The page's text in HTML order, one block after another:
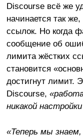
Discourse всё же
начинается так
ссылок. Но когда
сообщение об
лимита жёстких
становится
достигнут лимит.
Discourse,
никакой
«Теперь мы